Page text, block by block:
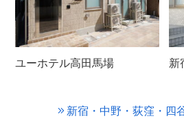
ユーホテル高田馬場 新
新宿・中野・荻窪・四